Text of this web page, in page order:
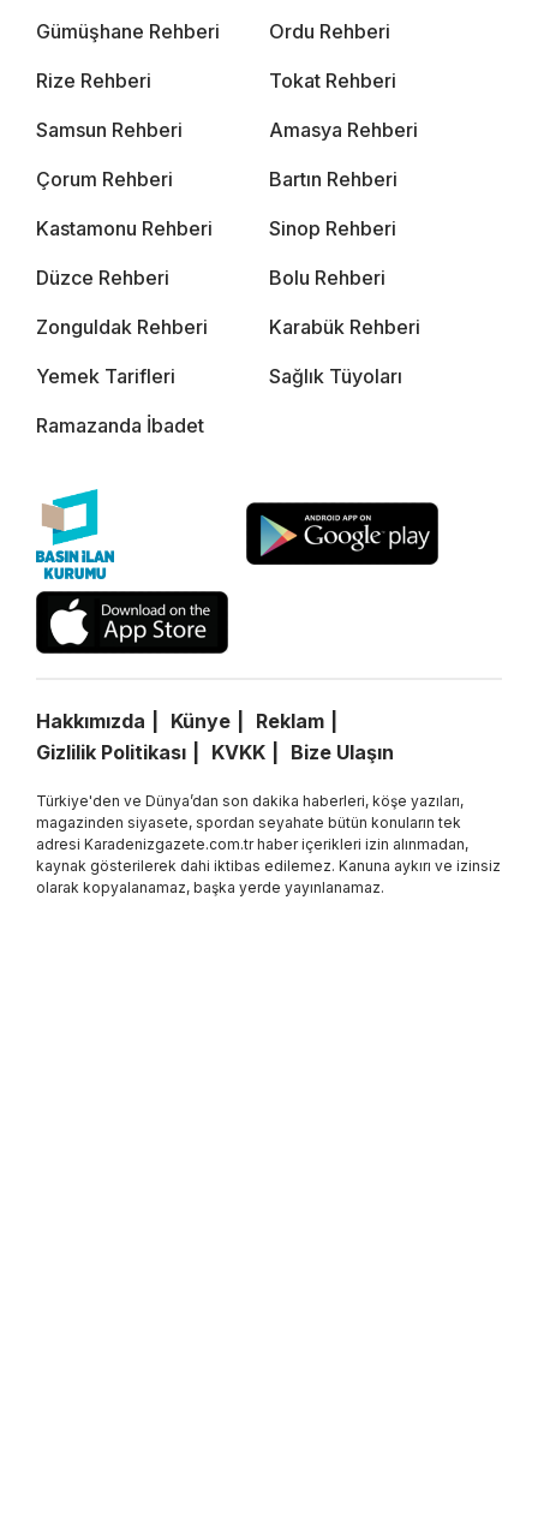
Gümüşhane Rehberi Ordu Rehberi
Rize Rehberi Tokat Rehberi
Samsun Rehberi Amasya Rehberi
Çorum Rehberi Bartın Rehberi
Kastamonu Rehberi Sinop Rehberi
Düzce Rehberi Bolu Rehberi
Zonguldak Rehberi Karabük Rehberi
Yemek Tarifleri Sağlık Tüyoları
Ramazanda İbadet
Hakkımızda Künye
Reklam
Gizlilik Politikası
KVKK Bize Ulaşın
Türkiye'den ve Dünya’dan son dakika haberleri, köşe yazıları,
magazinden siyasete, spordan seyahate bütün konuların tek
adresi Karadenizgazete.com.tr haber içerikleri izin alınmadan,
kaynak gösterilerek dahi iktibas edilemez. Kanuna aykırı ve izinsiz
olarak kopyalanamaz, başka yerde yayınlanamaz.